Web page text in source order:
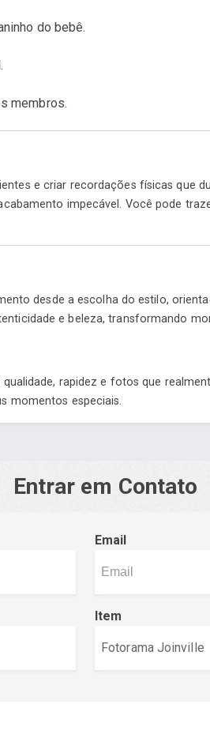
do bebê.
membros.
e criar recordações físicas que
impecável. Você pode
desde a escolha do estilo,
e beleza, transformando
rapidez e fotos que
momentos especiais.
Entrar em Contato
Email
Item